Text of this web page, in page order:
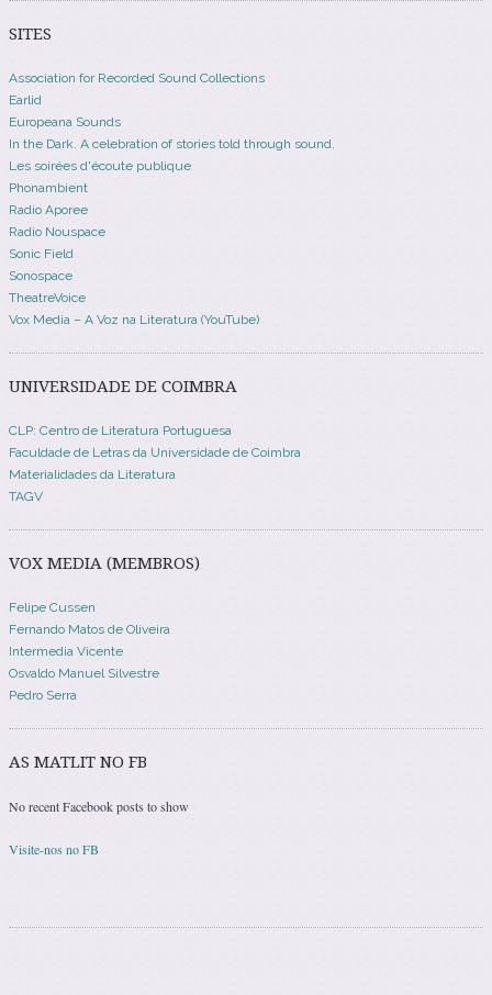
SITES
Association for Recorded Sound Collections
Earlid
Europeana Sounds
In the Dark. A celebration of stories told through sound.
Les soirées d'écoute publique
Phonambient
Radio Aporee
Radio Nouspace
Sonic Field
Sonospace
TheatreVoice
Vox Media – A Voz na Literatura (YouTube)
UNIVERSIDADE DE COIMBRA
CLP: Centro de Literatura Portuguesa
Faculdade de Letras da Universidade de Coimbra
Materialidades da Literatura
TAGV
VOX MEDIA (MEMBROS)
Felipe Cussen
Fernando Matos de Oliveira
Intermedia Vicente
Osvaldo Manuel Silvestre
Pedro Serra
AS MATLIT NO FB
No recent Facebook posts to show
Visite-nos no FB